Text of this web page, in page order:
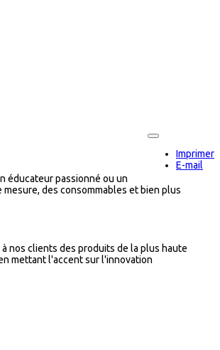
Imprimer
E-mail
éducateur passionné ou un
des consommables et bien plus
nos clients des produits de la plus haute
mettant l'accent sur l'innovation